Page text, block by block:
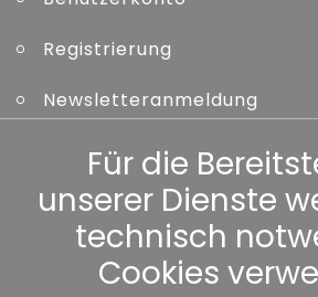
Registrierung
Newsletteranmeldung
Kennwort vergessen
Sonstiges
Für die
unserer Dienste
technisch
Cookies